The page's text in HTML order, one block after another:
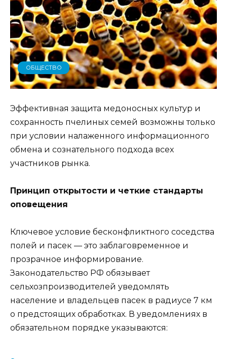
ОБЩЕСТВО
Эффективная защита медоносных культур и
сохранность пчелиных семей возможны только
при условии налаженного информационного
обмена и сознательного подхода всех
участников рынка.
Принцип открытости и четкие стандарты
оповещения
Ключевое условие бесконфликтного соседства
полей и пасек — это заблаговременное и
прозрачное информирование.
Законодательство РФ обязывает
сельхозпроизводителей уведомлять
население и владельцев пасек в радиусе 7 км
о предстоящих обработках. В уведомлениях в
обязательном порядке указываются: